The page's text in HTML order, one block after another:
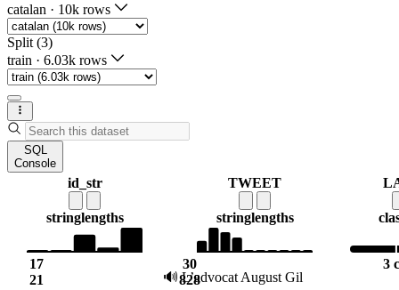
catalan · 10k rows
Split (3)
train · 6.03k rows
SQL
Console
id_str
stringlengths
17
21
TWEET
stringlengths
30
828
3
🔊 L’advocat August Gil